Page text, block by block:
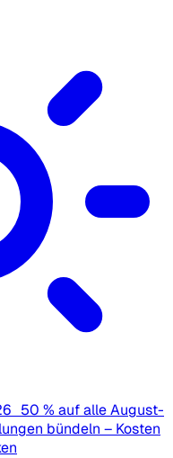
50 % auf alle August-
bündeln – Kosten